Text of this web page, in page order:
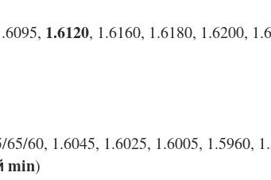
1.6120, 1.6160, 1.6180, 1.6200,
65/60, 1.6045, 1.6025, 1.6005, 1.5960,
min)